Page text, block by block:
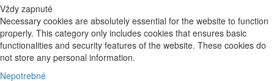
Vždy zapnuté
Necessary cookies are absolutely essential for the website to function
properly. This category only includes cookies that ensures basic
functionalities and security features of the website. These cookies do
not store any personal information.
Nepotrebné